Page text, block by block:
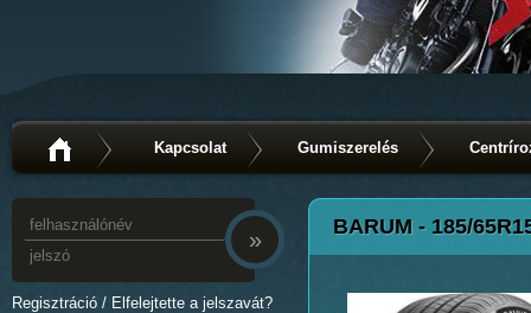
Kapcsolat Gumiszerelés
»
Regisztráció / Elfelejtette a jelszavát?
BARUM - 185/